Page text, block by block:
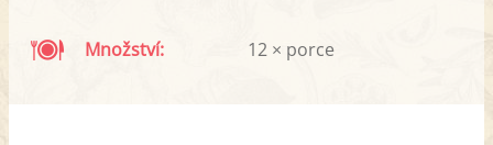
Množství: 12 × porce